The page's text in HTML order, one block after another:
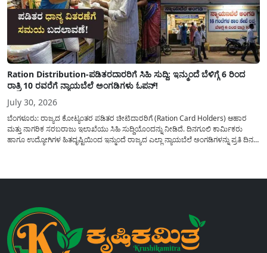
Ration Distribution-ಪಡಿತರದಾರರಿಗೆ ಸಿಹಿ ಸುದ್ದಿ: ಇನ್ಮುಂದೆ ಬೆಳಿಗ್ಗೆ 6 ರಿಂದ
ರಾತ್ರಿ 10 ರವರೆಗೆ ನ್ಯಾಯಬೆಲೆ ಅಂಗಡಿಗಳು ಓಪನ್!
July 30, 2026
ಬೆಂಗಳೂರು: ರಾಜ್ಯದ ಕೋಟ್ಯಂತರ ಪಡಿತರ ಚೀಟಿದಾರರಿಗೆ (Ration Card Holders) ಆಹಾರ
ಮತ್ತು ನಾಗರಿಕ ಸರಬರಾಜು ಇಲಾಖೆಯು ಸಿಹಿ ಸುದ್ದಿಯೊಂದನ್ನು ನೀಡಿದೆ. ದಿನಗೂಲಿ ಕಾರ್ಮಿಕರು
ಹಾಗೂ ಉದ್ಯೋಗಿಗಳ ಹಿತದೃಷ್ಟಿಯಿಂದ ಇನ್ಮುಂದೆ ರಾಜ್ಯದ ಎಲ್ಲಾ ನ್ಯಾಯಬೆಲೆ ಅಂಗಡಿಗಳನ್ನು ಪ್ರತಿ ದಿನ